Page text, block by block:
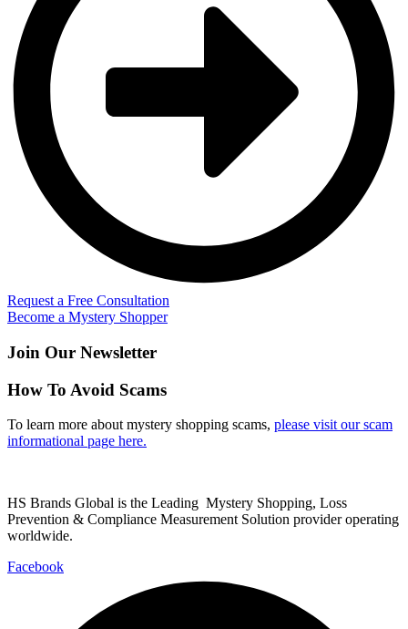
Request a Free Consultation
Become a Mystery Shopper
Join Our Newsletter
How To Avoid Scams
To learn more about mystery shopping scams, please visit our scam
informational page here.
HS Brands Global is the Leading Mystery Shopping, Loss
Prevention & Compliance Measurement Solution provider operating
worldwide.
Facebook